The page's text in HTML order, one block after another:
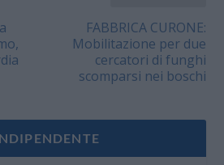
FABBRICA CURONE:
Mobilitazione per due
cercatori di funghi
scomparsi nei boschi